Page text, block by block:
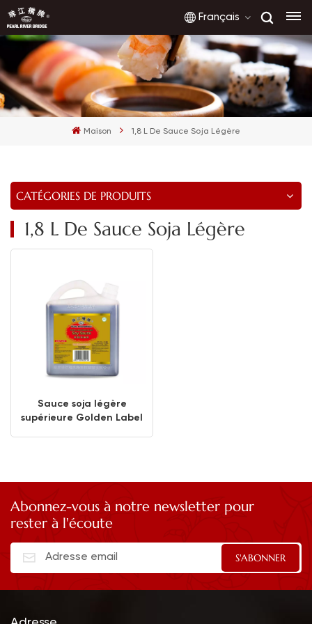
Français
English
français
Maison 1,8 L De Sauce Soja Légère
CATÉGORIES DE PRODUITS
1,8 L De Sauce Soja Légère
Sauce soja légère
supérieure Golden Label
Abonnez-vous à notre newsletter pour
rester à l'écoute